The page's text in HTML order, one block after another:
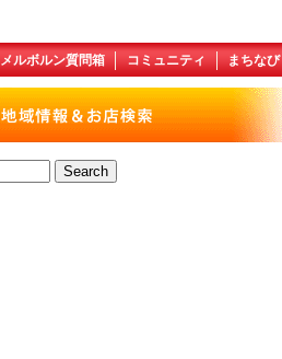
メルボルン質問箱 コミュニティ まちなび